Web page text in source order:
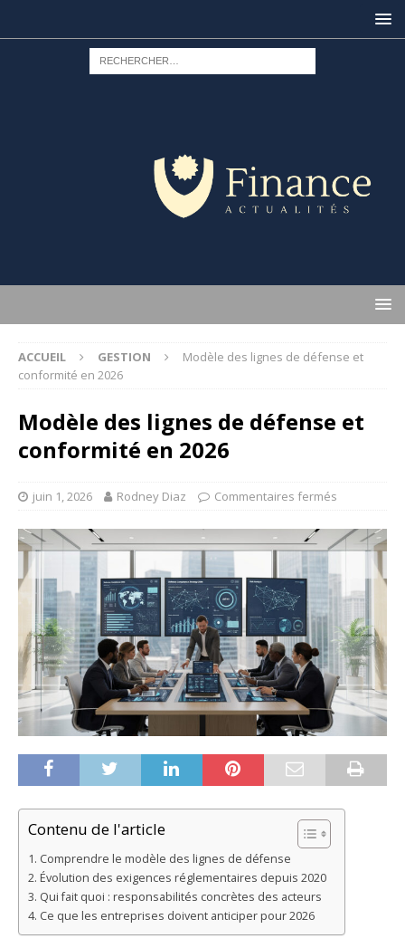
ACCUEIL GESTION
Modèle des lignes de défense et
conformité en 2026
Modèle des lignes de défense et
conformité en 2026
juin 1, 2026 Rodney Diaz Commentaires fermés
Contenu de l'article
Comprendre le modèle des lignes de défense
Évolution des exigences réglementaires depuis 2020
Qui fait quoi : responsabilités concrètes des acteurs
Ce que les entreprises doivent anticiper pour 2026